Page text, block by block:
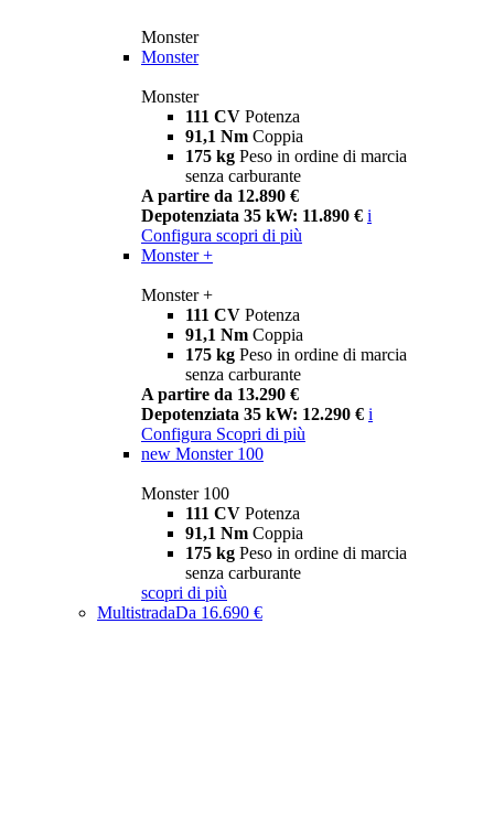
Monster
Monster
Monster
111 CV Potenza
91,1 Nm Coppia
175 kg Peso in ordine di marcia
senza carburante
A partire da 12.890 €
Depotenziata 35 kW: 11.890 € i
Configura scopri di più
Monster +
Monster +
111 CV Potenza
91,1 Nm Coppia
175 kg Peso in ordine di marcia
senza carburante
A partire da 13.290 €
Depotenziata 35 kW: 12.290 € i
Configura Scopri di più
new Monster 100
Monster 100
111 CV Potenza
91,1 Nm Coppia
175 kg Peso in ordine di marcia
senza carburante
scopri di più
MultistradaDa 16.690 €